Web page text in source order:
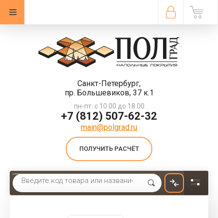
Санкт-Петербург,
пр. Большевиков, 37 к.1
пн-пт: с 10.00 до 18.00
+7 (812) 507-62-32
main@polgrad.ru
ПОЛУЧИТЬ РАСЧЁТ